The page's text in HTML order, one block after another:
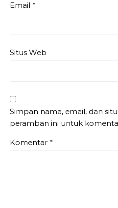
Email *
Situs Web
Simpan nama, email, dan
peramban ini untuk
Komentar *